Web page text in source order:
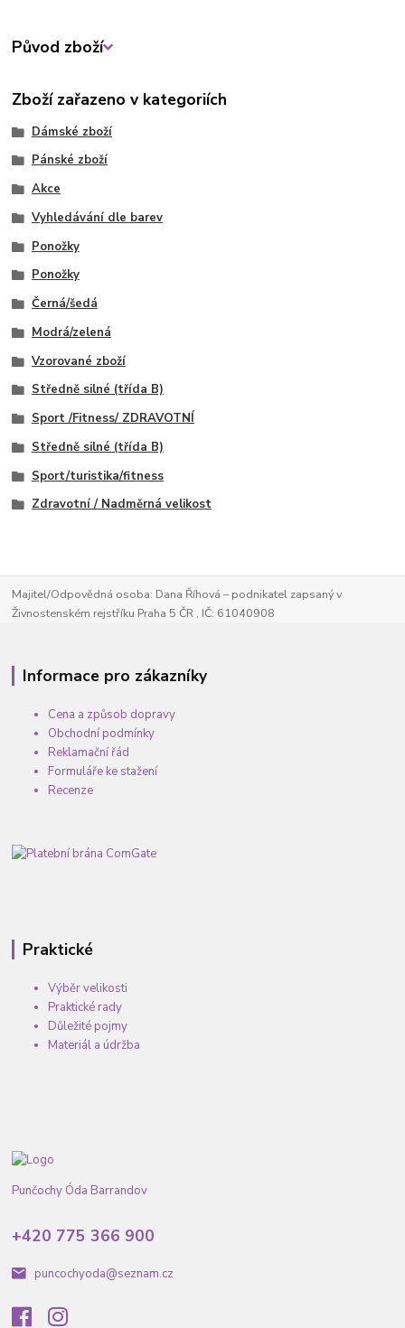
Původ zboží
Zboží zařazeno v kategoriích
Dámské zboží
Pánské zboží
Akce
Vyhledávání dle barev
Ponožky
Ponožky
Černá/šedá
Modrá/zelená
Vzorované zboží
Středně silné (třída B)
Sport /Fitness/ ZDRAVOTNÍ
Středně silné (třída B)
Sport/turistika/fitness
Zdravotní / Nadměrná velikost
Majitel/Odpovědná osoba: Dana Říhová – podnikatel zapsaný v
Živnostenském rejstříku Praha 5 ČR , IČ: 61040908
Informace pro zákazníky
Cena a způsob dopravy
Obchodní podmínky
Reklamační řád
Formuláře ke stažení
Recenze
Praktické
Výběr velikosti
Praktické rady
Důležité pojmy
Materiál a údržba
Punčochy Óda Barrandov
+420 775 366 900
puncochyoda@seznam.cz